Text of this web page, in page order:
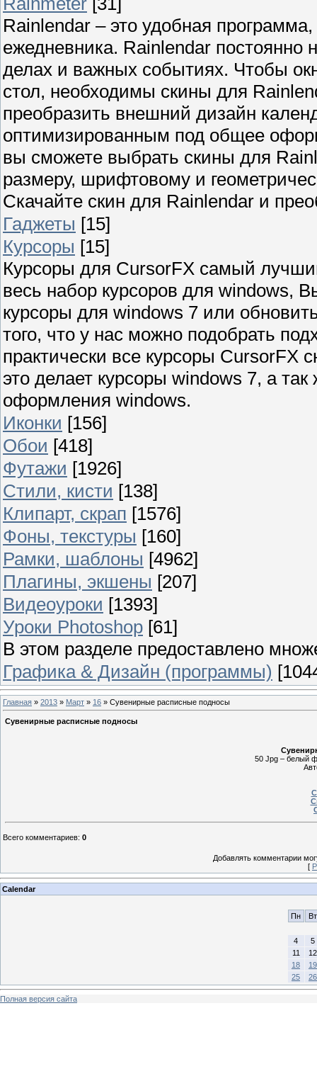
Rainlendar – это удобная
ежедневника. Rainlendar постоянно
делах и важных событиях. Чтобы
стол, необходимы скины для
преобразить внешний дизайн
оптимизированным под общее
вы сможете выбрать скины для
размеру, шрифтовому и
Скачайте скин для Rainlendar и
Гаджеты [15]
Курсоры [15]
Курсоры для CursorFX самый
весь набор курсоров для windows,
курсоры для windows 7 или
того, что у нас можно подобрать
практически все курсоры
это делает курсоры windows 7, а
оформления windows.
Иконки [156]
Обои [418]
Футажи [1926]
Стили, кисти [138]
Клипарт, скрап [1576]
Фоны, текстуры [160]
Рамки, шаблоны [4962]
Плагины, экшены [207]
Видеоуроки [1393]
Уроки Photoshop [61]
В этом разделе предоставлено
Графика & Дизайн (программы)
Главная » 2013 » Март » 16 » Сувенирные расписные подносы
Сувенирные расписные подносы
50 Jpg – белый
Всего комментариев: 0
Добавлять комментарии
[
Calendar
Пн Вт
4
5
11
12
18
19
25
26
Полная версия сайта